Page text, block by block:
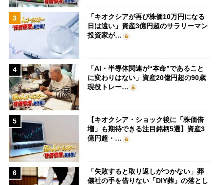
3
「キオクシアが再び株価10万円になる
日は遠い」資産3億円超のサラリーマン
投資家が…
4
「AI・半導体関連が“本命”であること
に変わりはない」資産20億円超の90歳
現役トレー…
5
【キオクシア・ショック後に「株価倍
増」も期待できる注目銘柄5選】資産3
億円超・…
6
「失敗すると取り返しがつかない」葬
儀社の手を借りない「DIY葬」の落とし